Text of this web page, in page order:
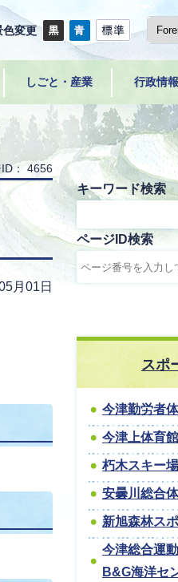
色変更
しごと・産業 行政情報
： 4656
月01日
キーワード検索
ページID検索
スポ
今津勤労者
今津上体育館
朽木スキー場
安曇川総合
新旭森林ス
今津総合運
B&G海洋セ